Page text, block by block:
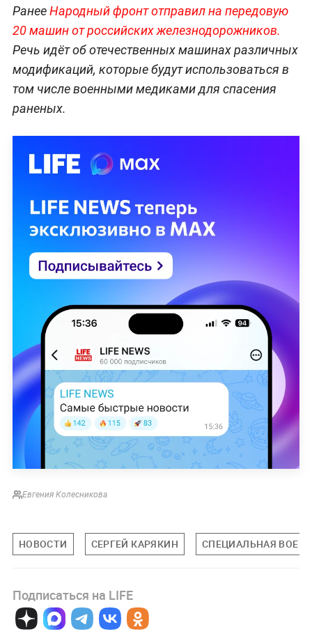
РанееНародный фронт отправил на передовую
20 машин от российских железнодорожников.
Речь идёт об отечественных машинах различных
модификаций, которые будут использоваться в
том числе военными медиками для спасения
раненых.
Евгения Колесникова
НОВОСТИ СЕРГЕЙ КАРЯКИН СПЕЦИАЛЬНАЯ
Подписаться на LIFE